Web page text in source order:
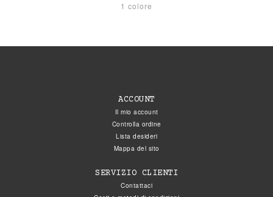
1 colore
ACCOUNT
Il mio account
Controlla ordine
Lista desideri
Mappa del sito
SERVIZIO CLIENTI
Contattaci